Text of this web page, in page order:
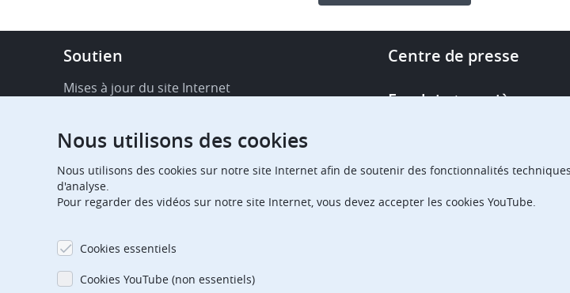
Footer
Service
Soutien
Mises à jour du site Internet
FAQ
Publications
Notifications relatives aux procédures
Contact
Centre d'abonnement
Footer
Centre de presse
Emploi et carrière
Nous utilisons des cookies
Nous utilisons des cookies sur notre site Internet afin de soutenir des fonctionnalités
d'analyse.
Pour regarder des vidéos sur notre site Internet, vous devez accepter les cookies YouTube.
Cookies essentiels
Cookies YouTube (non essentiels)